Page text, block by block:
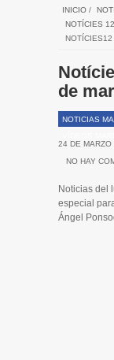
INICIO /
NOTÍCIES
de
NOTICIAS
24 DE MARZO
NO HAY
Noticias del
especial
Ángel